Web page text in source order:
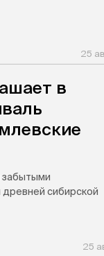
25
в
забытыми
сибирской
25